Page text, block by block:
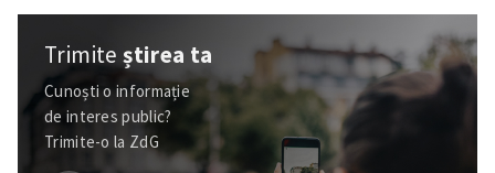
Trimiteștirea ta
Cunoști o informație
de interes public?
Trimite-o la ZdG